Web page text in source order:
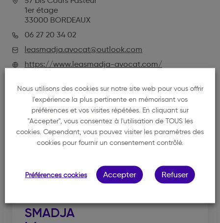
1er étage
33000 BORDEAUX
06 27 20 34 02
leasmadja.avocat@outlook.com
https://www.leasmadja-avocat.com/
NOTRE MEMBRE
SMADJA
Nous utilisons des cookies sur notre site web pour vous offrir
l'expérience la plus pertinente en mémorisant vos
préférences et vos visites répétées. En cliquant sur
"Accepter", vous consentez à l'utilisation de TOUS les
cookies. Cependant, vous pouvez visiter les paramètres des
cookies pour fournir un consentement contrôlé.
Préférences cookies Accepter Refuser